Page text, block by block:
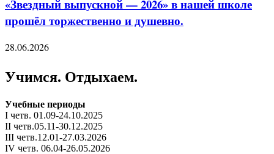
«Звездный выпускной — 2026» в нашей школе
прошёл торжественно и душевно.
28.06.2026
Учимся. Отдыхаем.
Учебные периоды
I четв. 01.09-24.10.2025
II четв.05.11-30.12.2025
III четв.12.01-27.03.2026
IV четв. 06.04-26.05.2026